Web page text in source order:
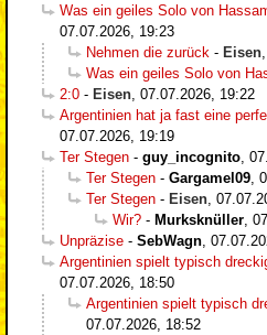
Was ein geiles Solo von
07.07.2026, 19:23
Nehmen die zurück - Eisen
Was ein geiles Solo von
2:0 - Eisen 07.07.2026, 19:22
Argentinien hat ja fast eine
07.07.2026, 19:19
Ter Stegen - guy_incognito
Ter Stegen - Gargamel09
Ter Stegen - Eisen
Wir? - Murksknüller
Unpräzise - SebWagn
Argentinien spielt typisch
07.07.2026, 18:50
Argentinien spielt typisch
07.07.2026, 18:52